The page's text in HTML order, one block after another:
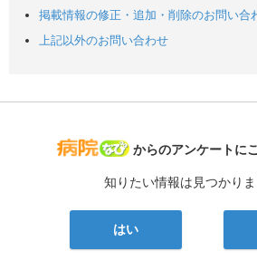
掲載情報の修正・追加・削除のお問い合
上記以外のお問い合わせ
病院なび
からのアンケートに
知りたい情報は見つかり
はい